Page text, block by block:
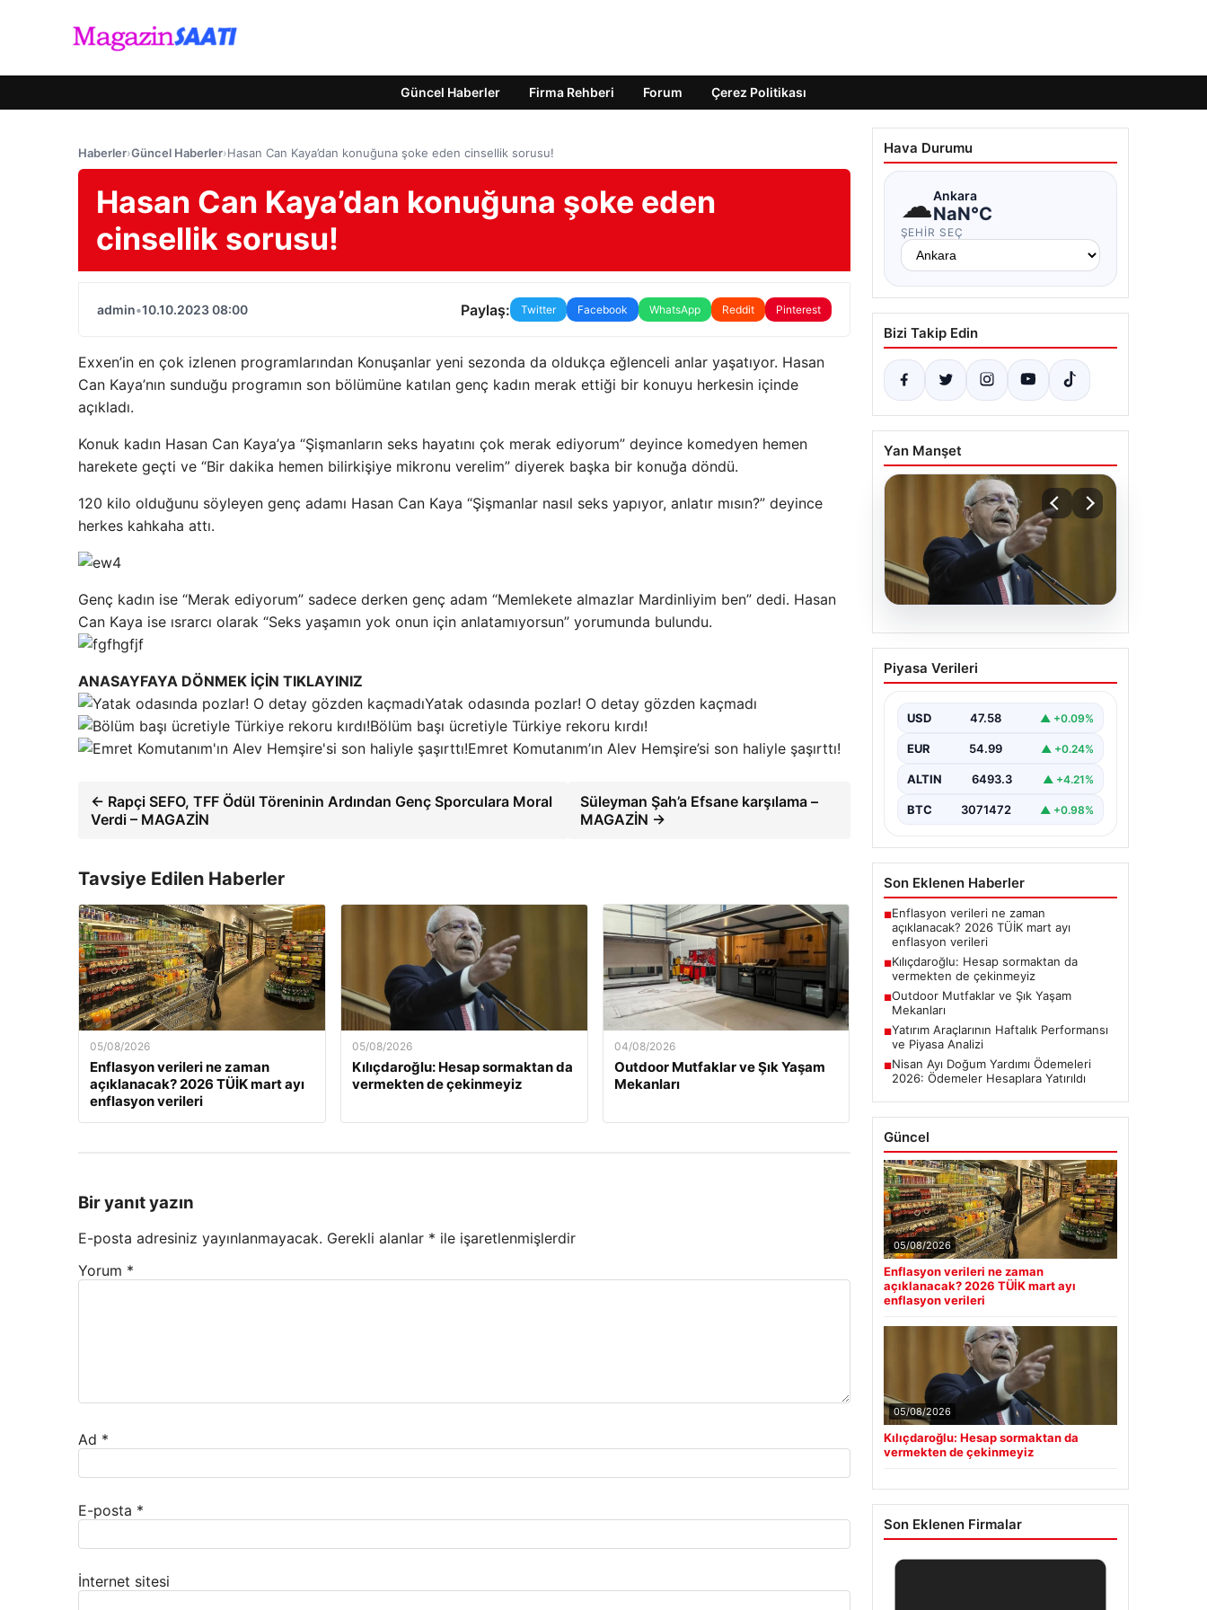
Güncel Haberler Firma Rehberi Forum Çerez Politikası
Haberler›Güncel Haberler›Hasan Can Kaya’dan konuğuna şoke eden cinsellik sorusu!
Hasan Can Kaya’dan konuğuna şoke eden
cinsellik sorusu!
admin•10.10.2023 08:00 Paylaş: Twitter Facebook WhatsApp Reddit Pinterest
Exxen’in en çok izlenen programlarından Konuşanlar yeni sezonda da oldukça eğlenceli anlar yaşatıyor. Hasan
Can Kaya’nın sunduğu programın son bölümüne katılan genç kadın merak ettiği bir konuyu herkesin içinde
açıkladı.
Konuk kadın Hasan Can Kaya’ya “Şişmanların seks hayatını çok merak ediyorum” deyince komedyen hemen
harekete geçti ve “Bir dakika hemen bilirkişiye mikronu verelim” diyerek başka bir konuğa döndü.
120 kilo olduğunu söyleyen genç adamı Hasan Can Kaya “Şişmanlar nasıl seks yapıyor, anlatır mısın?” deyince
herkes kahkaha attı.
Genç kadın ise “Merak ediyorum” sadece derken genç adam “Memlekete almazlar Mardinliyim ben” dedi. Hasan
Can Kaya ise ısrarcı olarak “Seks yaşamın yok onun için anlatamıyorsun” yorumunda bulundu.
ANASAYFAYA DÖNMEK İÇİN TIKLAYINIZ
Yatak odasında pozlar! O detay gözden kaçmadı
Bölüm başı ücretiyle Türkiye rekoru kırdı!
Emret Komutanım’ın Alev Hemşire’si son haliyle şaşırttı!
← Rapçi SEFO, TFF Ödül Töreninin Ardından Genç Sporculara Moral
Verdi – MAGAZİN
Süleyman Şah’a Efsane karşılama –
MAGAZİN →
Tavsiye Edilen Haberler
05/08/2026
Enflasyon verileri ne zaman
açıklanacak? 2026 TÜİK mart ayı
enflasyon verileri
05/08/2026
Kılıçdaroğlu: Hesap sormaktan da
vermekten de çekinmeyiz
04/08/2026
Outdoor Mutfaklar ve Şık Yaşam
Mekanları
Bir yanıt yazın
E-posta adresiniz yayınlanmayacak. Gerekli alanlar * ile işaretlenmişlerdir
Yorum *
Ad *
E-posta *
İnternet sitesi
Hava Durumu
☁Ankara
NaN°C
ŞEHIR SEÇ
Bizi Takip Edin
Yan Manşet
05.08.2026
Kılıçdaroğlu: Hesap
sormaktan da
çekinmeyiz
Piyasa Verileri
USD 47.58 ▲ +0.09%
EUR 54.99 ▲ +0.24%
ALTIN 6493.3 ▲ +4.21%
BTC 3071472 ▲ +0.98%
Son Eklenen Haberler
■Enflasyon verileri ne zaman
açıklanacak? 2026 TÜİK mart ayı
enflasyon verileri
■Kılıçdaroğlu: Hesap sormaktan da
vermekten de çekinmeyiz
■Outdoor Mutfaklar ve Şık Yaşam
Mekanları
■Yatırım Araçlarının Haftalık Performansı
ve Piyasa Analizi
■Nisan Ayı Doğum Yardımı Ödemeleri
2026: Ödemeler Hesaplara Yatırıldı
Güncel
05/08/2026
Enflasyon verileri ne zaman
açıklanacak? 2026 TÜİK mart ayı
enflasyon verileri
05/08/2026
Kılıçdaroğlu: Hesap sormaktan da
vermekten de çekinmeyiz
Son Eklenen Firmalar